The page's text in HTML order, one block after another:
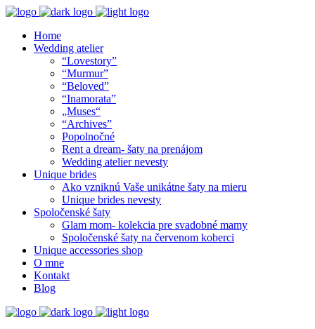
Home
Wedding atelier
“Lovestory”
“Murmur”
“Beloved”
“Inamorata”
„Muses“
“Archives”
Popolnočné
Rent a dream- šaty na prenájom
Wedding atelier nevesty
Unique brides
Ako vzniknú Vaše unikátne šaty na mieru
Unique brides nevesty
Spoločenské šaty
Glam mom- kolekcia pre svadobné mamy
Spoločenské šaty na červenom koberci
Unique accessories shop
O mne
Kontakt
Blog